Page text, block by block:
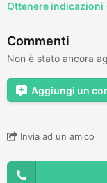
Ottenere indicazioni
Commenti
Non è stato ancora
Aggiungi un
Invia ad un amico